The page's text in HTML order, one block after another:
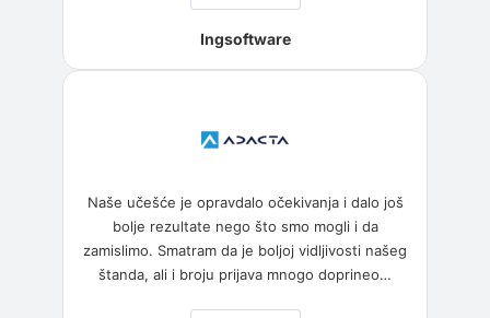
Ingsoftware
Naše učešće je opravdalo očekivanja i dalo još
bolje rezultate nego što smo mogli i da
zamislimo. Smatram da je boljoj vidljivosti našeg
štanda, ali i broju prijava mnogo doprineo…